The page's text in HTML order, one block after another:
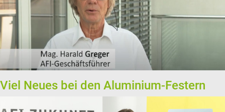
Viel Neues bei den Aluminium-Festern